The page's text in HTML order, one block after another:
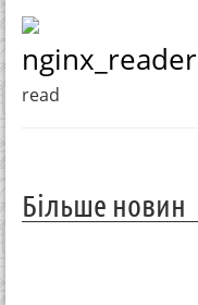
nginx_reader
read
Більше новин